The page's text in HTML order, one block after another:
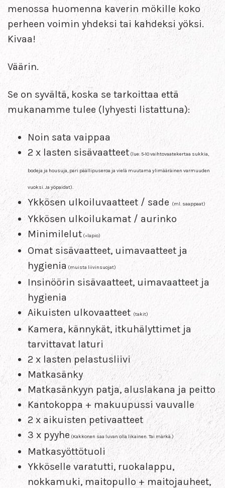
menossa huomenna kaverin mökille koko
perheen voimin yhdeksi tai kahdeksi yöksi.
Kivaa!
Väärin.
Se on syvältä, koska se tarkoittaa että
mukanamme tulee (lyhyesti listattuna):
Noin sata vaippaa
2 x lasten sisävaatteet (lue: 5-10 vaihtovaatekertaa sukkia,
bodeja ja housuja, pari päällipuseroa ja vielä muutama ylimääräinen varmuuden
vuoksi. Ja yöpaidat).
Ykkösen ulkoiluvaatteet / sade (ml. saappaat)
Ykkösen ulkoilukamat / aurinko
Minimilelut (=lapio)
Omat sisävaatteet, uimavaatteet ja
hygienia (muista liivinsuojat)
Insinöörin sisävaatteet, uimavaatteet ja
hygienia
Aikuisten ulkovaatteet (takit)
Kamera, kännykät, itkuhälyttimet ja
tarvittavat laturi
2 x lasten pelastusliivi
Matkasänky
Matkasänkyyn patja, aluslakana ja peitto
Kantokoppa + makuupussi vauvalle
2 x aikuisten petivaatteet
3 x pyyhe (Kakkonen saa luvan olla likainen. Tai märkä.)
Matkasyöttötuoli
Ykköselle varatutti, ruokalappu,
nokkamuki, maitopullo + maitojauheet,